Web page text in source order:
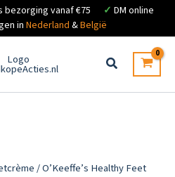
bezorging vanaf €75 ✓ DM online
in Nederland &België
/ O’Keeffe’s Healthy Feet